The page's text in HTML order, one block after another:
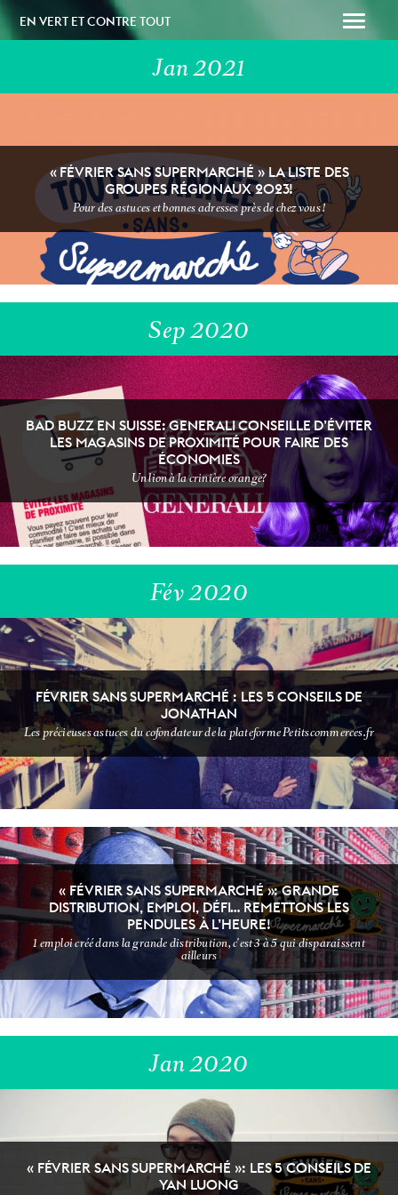
EN VERT ET CONTRE TOUT
SOUTENEZ-NOUS PAPAILLE
NEWSSSSSS
DÉFI SANS
SUPERMARCHÉ
NON CLASSÉ
VIDEOOOOO
DIY & BEAUTY ECOLOGEEK
FOOOOOOD T'AS VU ÇA ?
Jan 2021
« FÉVRIER SANS SUPERMARCHÉ » LA LISTE DES
GROUPES RÉGIONAUX 2023!
Pour des astuces et bonnes adresses près de chez vous !
Sep 2020
BAD BUZZ EN SUISSE: GENERALI CONSEILLE D’ÉVITER
LES MAGASINS DE PROXIMITÉ POUR FAIRE DES
ÉCONOMIES
Un lion à la crinière orange?
Fév 2020
FÉVRIER SANS SUPERMARCHÉ : LES 5 CONSEILS DE
JONATHAN
Les précieuses astuces du cofondateur de la plateforme Petitscommerces.fr
« FÉVRIER SANS SUPERMARCHÉ »: GRANDE
DISTRIBUTION, EMPLOI, DÉFI… REMETTONS LES
PENDULES À L’HEURE!
1 emploi créé dans la grande distribution, c'est 3 à 5 qui disparaissent
ailleurs
Jan 2020
« FÉVRIER SANS SUPERMARCHÉ »: LES 5 CONSEILS DE
YAN LUONG